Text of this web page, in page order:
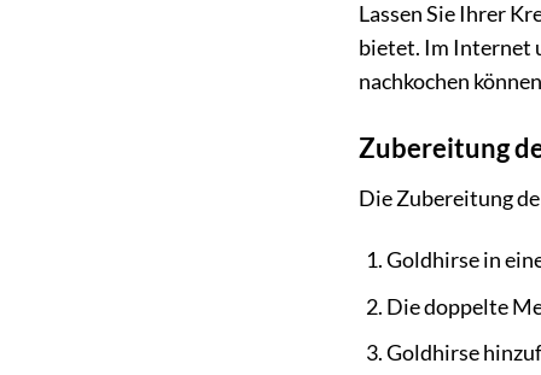
Lassen Sie Ihrer
bietet. Im Internet
nachkochen
Zubereitung
Die Zubereitung
Goldhirse in
Die doppelte
Goldhirse